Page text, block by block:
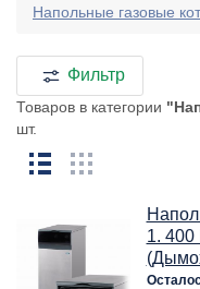
Напольные газовые
Фильтр
Товаров в категории
шт.
1. 400